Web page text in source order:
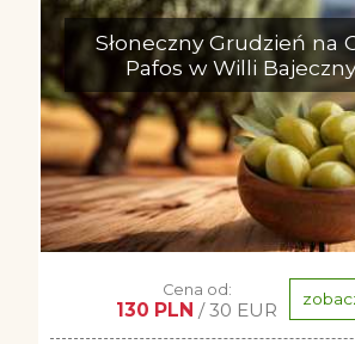
Słoneczny Grudzień na
Pafos w Willi
Cena od:
130 PLN / 30 EUR